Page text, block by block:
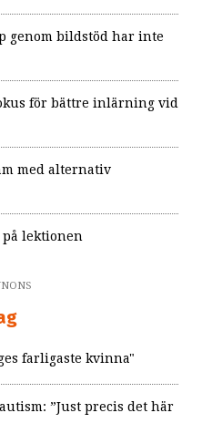
genom bildstöd har inte
för bättre inlärning vid
med alternativ
lektionen
farligaste kvinna"
”Just precis det här